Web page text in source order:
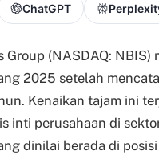
ChatGPT
Group (NASDAQ:
2025 setelah
Kenaikan tajam ini
inti perusahaan di
dinilai berada di